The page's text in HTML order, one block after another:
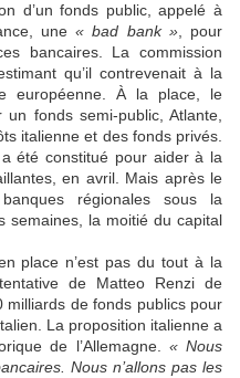
d’un fonds public, appelé à
une« bad bank », pour
bancaires. La commission
qu’il contrevenait à la
européenne. À la place, le
fonds semi-public, Atlante,
italienne et des fonds privés.
été constitué pour aider à la
en avril. Mais après le
régionales sous la
semaines, la moitié du capital
place n’est pas du tout à la
de Matteo Renzi de
de fonds publics pour
La proposition italienne a
de l’Allemagne. « Nous
Nous n’allons pas les